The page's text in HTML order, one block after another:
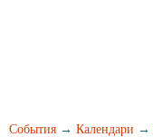
События → Календари →